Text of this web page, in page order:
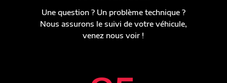
Une question ? Un problème technique ?
Nous assurons le suivi de votre véhicule,
venez nous voir !